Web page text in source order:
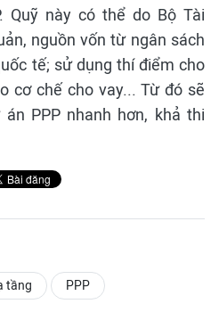
Quỹ này có thể do Bộ Tài
nguồn vốn từ ngân sách
tế; sử dụng thí điểm cho
cơ chế cho vay... Từ đó sẽ
PPP nhanh hơn, khả thi
tầng PPP